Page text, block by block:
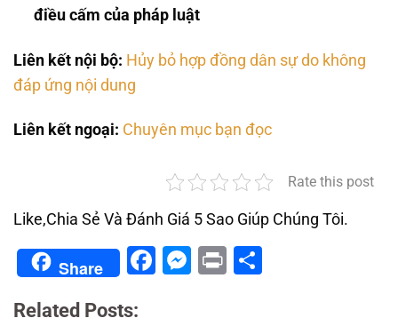
điều cấm của pháp luật
Liên kết nội bộ: Hủy bỏ hợp đồng dân sự do không
đáp ứng nội dung
Liên kết ngoại: Chuyên mục bạn đọc
Rate this post
Like,Chia Sẻ Và Đánh Giá 5 Sao Giúp Chúng Tôi.
Share Facebook
Messenger
Print
Related Posts: